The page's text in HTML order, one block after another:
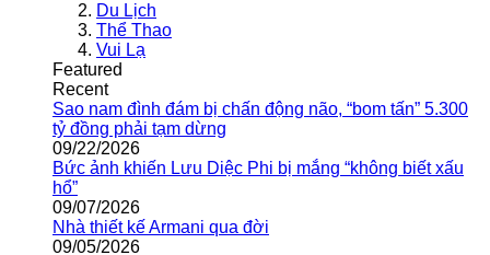
Du Lịch
Thể Thao
Vui Lạ
Featured
Recent
Sao nam đình đám bị chấn động não, “bom tấn” 5.300
tỷ đồng phải tạm dừng
09/22/2026
Bức ảnh khiến Lưu Diệc Phi bị mắng “không biết xấu
hổ”
09/07/2026
Nhà thiết kế Armani qua đời
09/05/2026